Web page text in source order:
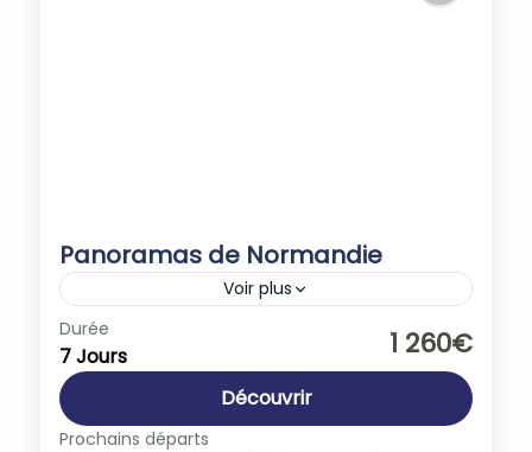
Panoramas de Normandie
Voir plus
Europe
1-40 People
Durée
7 Jours 1 260€
Découvrir
Prochains départs